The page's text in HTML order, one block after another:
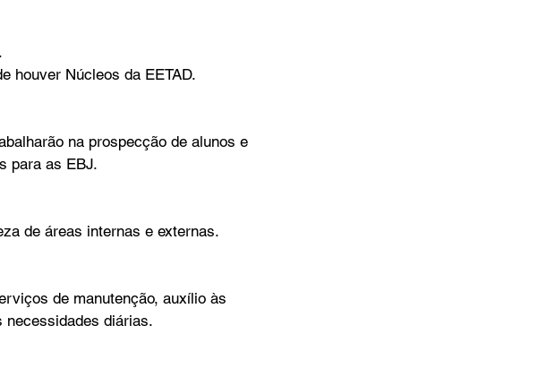
houver Núcleos da EETAD.
na prospecção de alunos e
para as EBJ.
de áreas internas e externas.
de manutenção, auxílio às
necessidades diárias.